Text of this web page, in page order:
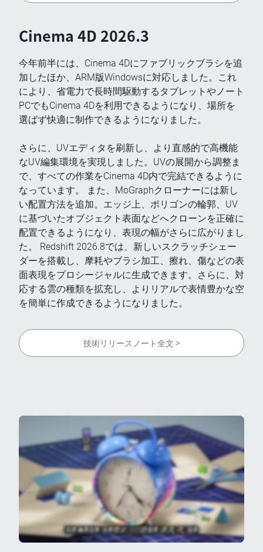
Cinema 4D 2026.3
今年前半には、Cinema 4Dにファブリックブラシを追
加したほか、ARM版Windowsに対応しました。これ
により、省電力で長時間駆動するタブレットやノート
PCでもCinema 4Dを利用できるようになり、場所を
選ばず快適に制作できるようになりました。
さらに、UVエディタを刷新し、より直感的で高機能
なUV編集環境を実現しました。UVの展開から調整ま
で、すべての作業をCinema 4D内で完結できるように
なっています。 また、MoGraphクローナーには新し
い配置方法を追加。エッジ上、ポリゴンの輪郭、UV
に基づいたオブジェクト表面などへクローンを正確に
配置できるようになり、表現の幅がさらに広がりまし
た。 Redshift 2026.8では、新しいスクラッチシェー
ダーを搭載し、摩耗やブラシ加工、擦れ、傷などの表
面表現をプロシージャルに生成できます。さらに、対
応する雲の種類を拡充し、よりリアルで表情豊かな空
を簡単に作成できるようになりました。
技術リリースノート全文 >